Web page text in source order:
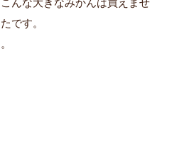
です。